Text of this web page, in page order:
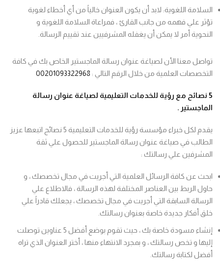
السلامة اللغوية: لابد أن يكون العنوان خالياً من أي أخطاء لغوية
تؤثر علي فهمه من جانب القارئ ، فمراعاة السلامة اللغوية و
النحوية أمر لا يمكن أن يغفله المشرفيين عند تقييم الرسالة.
تواصل معنا الأن لصياغة عنوان رسالة الماجستير الخاص بك في كافة
التخصصات العلمية من خلال الرقم التالي : 00201093322968
5 نصائح مع رؤية للخدمات التعليمية لصياغة عنوان رسالة
الماجستير .
يقدم لكل خبراء مؤسسة رؤية للخدمات التعليمية 5 نصائح اتبعها عزيز
الطالب في صياغة عنوان رسالة الماجستير للحصول علي ثقة
المشرفين علي رسالتك :
ابحث عن كافة الرسائل العلمية التي أجريت في مجال تخصصك ، و
حاول الربط بين العناصر المختلفة لهذه الرسالة ، فالاطلاع علي
الرسالة السابقة التي أجريت في مجال تخصصك ، يجعلك قادراً علي
خلق أفكار جديدة خاصة بعنوان رسالتك.
إنشاء مسودة خاصة بك ، حيث تقوم بوضع أفضل 5 عناوين توصلت
إليها و تخص رسالتك ، و بمجرد الانتهاء منها ، أختر العنوان الذي تراه
أفضل لكتابة رسالتك.